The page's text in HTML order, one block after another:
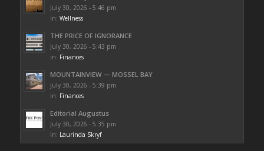
July 30, 2026 - 5:46 pm
in: Wellness
THE PRICE OF IGNORANCE
July 30, 2026 - 5:43 pm
in: Finances
MOUNTAINVIEW — MOSSEL BAY
July 30, 2026 - 5:39 pm
in: Finances
Editorial Augustus
July 30, 2026 - 5:35 pm
in: Laurinda Skryf